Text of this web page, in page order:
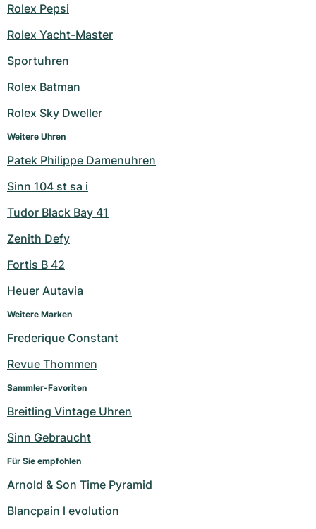
Rolex Pepsi
Rolex Yacht-Master
Sportuhren
Rolex Batman
Rolex Sky Dweller
Weitere Uhren
Patek Philippe Damenuhren
Sinn 104 st sa i
Tudor Black Bay 41
Zenith Defy
Fortis B 42
Heuer Autavia
Weitere Marken
Frederique Constant
Revue Thommen
Sammler-Favoriten
Breitling Vintage Uhren
Sinn Gebraucht
Für Sie empfohlen
Arnold & Son Time Pyramid
Blancpain l evolution